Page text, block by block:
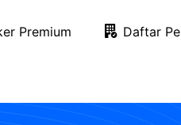
Premium Daftar